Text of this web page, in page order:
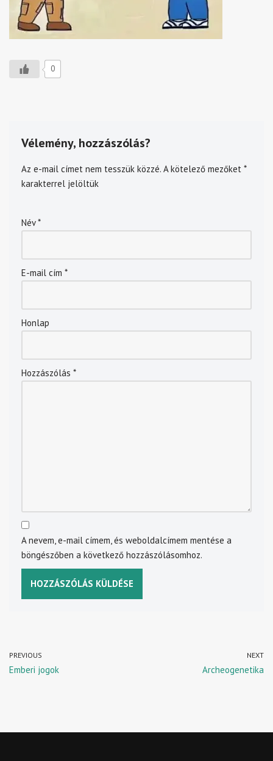
0
Vélemény, hozzászólás?
Az e-mail címet nem tesszük közzé. A kötelező mezőket *
karakterrel jelöltük
Név*
E-mail cím *
Honlap
Hozzászólás *
A nevem, e-mail címem, és weboldalcímem mentése a
böngészőben a következő hozzászólásomhoz.
PREVIOUS
Emberi jogok
NEXT
Archeogenetika